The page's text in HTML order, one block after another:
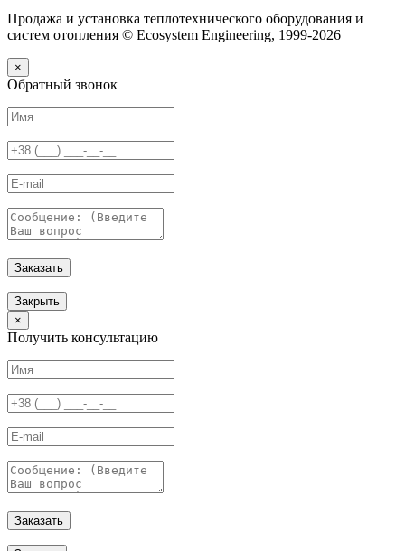
Продажа и установка теплотехнического оборудования и
систем отопления © Ecosystem Engineering, 1999-2026
×
Обратный звонок
Заказать
Закрыть
×
Получить консультацию
Заказать